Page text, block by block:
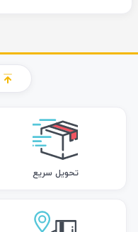
تحویل سریع